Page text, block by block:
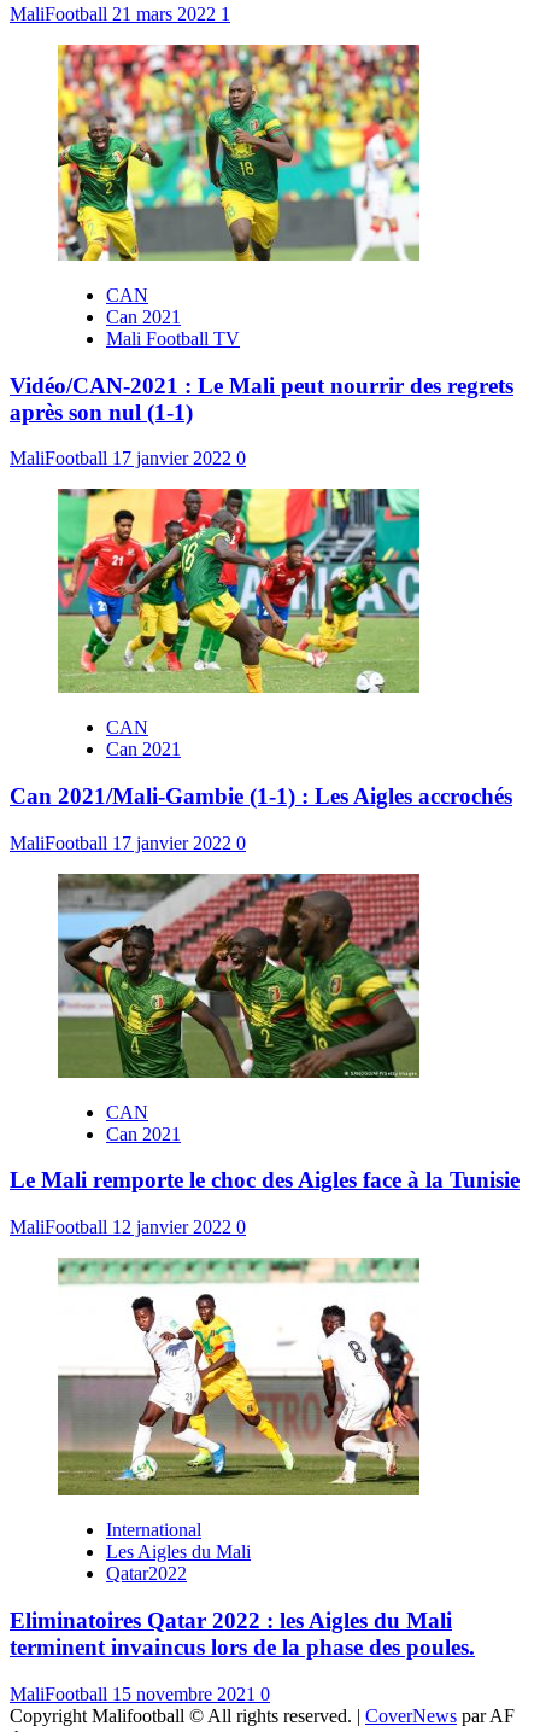
MaliFootball 21 mars 2022 1
CAN
Can 2021
Mali Football TV
Vidéo/CAN-2021 : Le Mali peut nourrir des regrets
après son nul (1-1)
MaliFootball 17 janvier 2022 0
CAN
Can 2021
Can 2021/Mali-Gambie (1-1) : Les Aigles accrochés
MaliFootball 17 janvier 2022 0
CAN
Can 2021
Le Mali remporte le choc des Aigles face à la Tunisie
MaliFootball 12 janvier 2022 0
International
Les Aigles du Mali
Qatar2022
Eliminatoires Qatar 2022 : les Aigles du Mali
terminent invaincus lors de la phase des poules.
MaliFootball 15 novembre 2021 0
Copyright Malifootball © All rights reserved. | CoverNews par AF